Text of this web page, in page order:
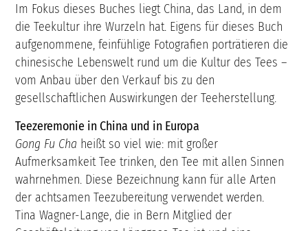
Im Fokus dieses Buches liegt China, das Land, in dem
die Teekultur ihre Wurzeln hat. Eigens für dieses Buch
aufgenommene, feinfühlige Fotografien porträtieren die
chinesische Lebenswelt rund um die Kultur des Tees –
vom Anbau über den Verkauf bis zu den
gesellschaftlichen Auswirkungen der Teeherstellung.
Teezeremonie in China und in Europa
Gong Fu Cha heißt so viel wie: mit großer
Aufmerksamkeit Tee trinken, den Tee mit allen Sinnen
wahrnehmen. Diese Bezeichnung kann für alle Arten
der achtsamen Teezubereitung verwendet werden.
Tina Wagner-Lange, die in Bern Mitglied der